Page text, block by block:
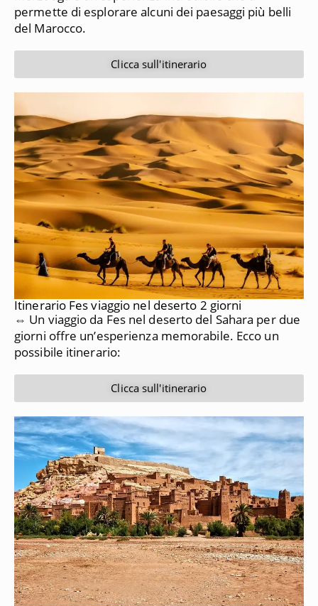
permette di esplorare alcuni dei paesaggi più belli
del Marocco.
Clicca sull'itinerario
Itinerario Fes viaggio nel deserto 2 giorni
⇔ Un viaggio da Fes nel deserto del Sahara per due
giorni offre un’esperienza memorabile. Ecco un
possibile itinerario:
Clicca sull'itinerario